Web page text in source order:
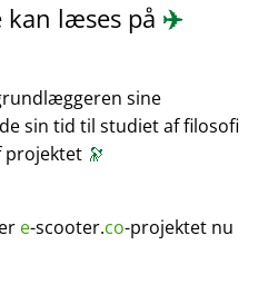
læses på ✈️
sine
sin tid til studiet af filosofi
projektet 🔭
e-scooter.co-projektet nu